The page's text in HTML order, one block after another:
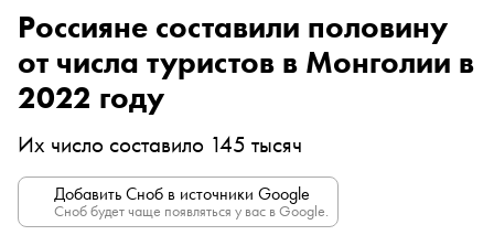
Россияне составили половину
от числа туристов в Монголии в
2022 году
Их число составило 145 тысяч
Добавить Сноб в источники Google
Сноб будет чаще появляться у вас в Google.